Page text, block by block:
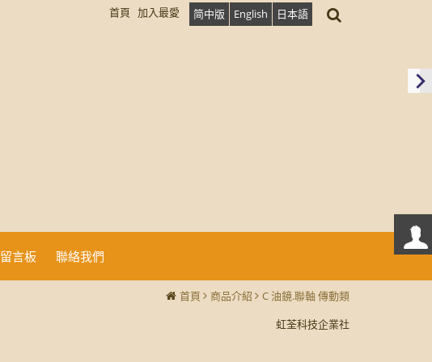
首頁 加入最愛 简中版 English 日本語
留言板 聯絡我們
首頁 商品介紹
C 油鏡.聯軸 傳動類
虹荃科技企業社